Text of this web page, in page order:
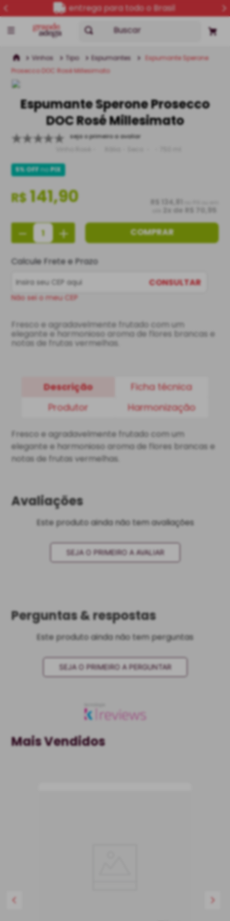
entrega para todo o Brasil
Buscar
Vinhos Tipo Espumantes
Espumante Sperone
Prosecco DOC Rosé Millesimato
Espumante Sperone Prosecco
DOC Rosé Millesimato
seja o primeiro a avaliar
5% OFFnoPIX
R$141,90 R$ 134,81
x de R$ 70,95
＋
－ COMPRAR
Calcule Frete e Prazo
CONSULTAR
Não sei o meu CEP
Fresco e agradavelmente frutado com um
elegante e harmonioso aroma de flores brancas e
notas de frutas vermelhas.
Descrição
Ficha técnica
Produtor
Harmonização
Fresco e agradavelmente frutado com um
elegante e harmonioso aroma de flores brancas e
notas de frutas vermelhas.
Avaliações
Este produto ainda não tem avaliações
SEJA O PRIMEIRO A AVALIAR
Perguntas & respostas
Este produto ainda não tem perguntas
SEJA O PRIMEIRO A PERGUNTAR
Mais Vendidos